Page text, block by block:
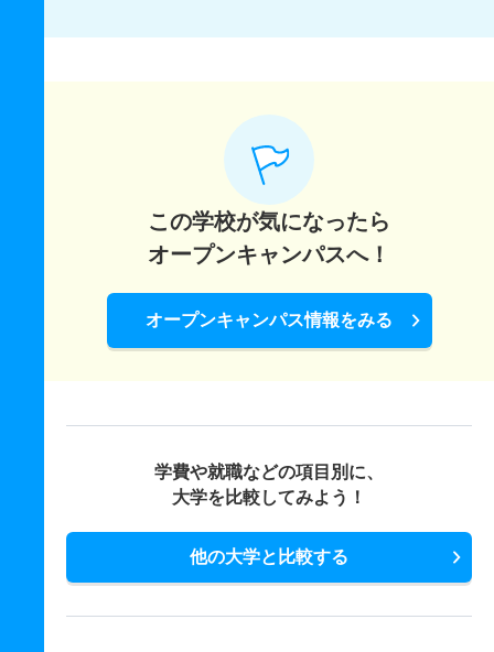
この学校が気になったら
オープンキャンパスへ！
オープンキャンパス情報をみる
学費や就職などの項目別に、
大学を比較してみよう！
他の大学と比較する